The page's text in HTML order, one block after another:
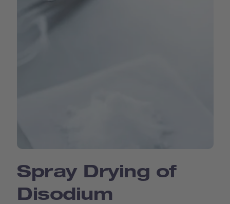
Spray Drying of
Disodium